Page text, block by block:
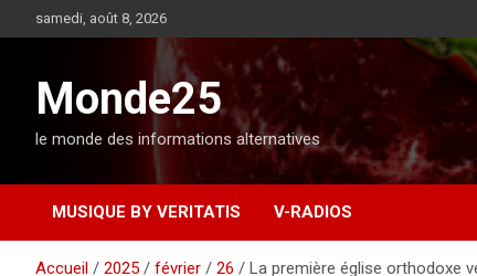
l
t
samedi, août 8, 2026
Monde25
le monde des informations alternatives
MUSIQUE BY VERITATIS V-RADIOS
Accueil 2025 février 26 La première église orthodoxe